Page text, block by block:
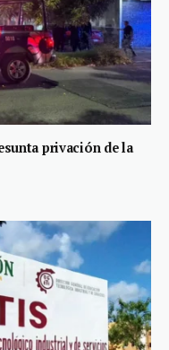
privación de la